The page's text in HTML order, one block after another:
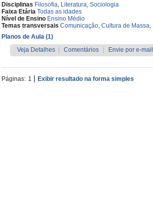
Disciplinas Filosofia, Literatura, Sociologia
Faixa Etária Todas as idades
Nível de Ensino Ensino Médio
Temas transversais Comunicação, Cultura de Massa,
Planos de Aula (1)
Veja Detalhes
Comentários Envie por e-mail
Páginas: 1 Exibir resultado na forma simples